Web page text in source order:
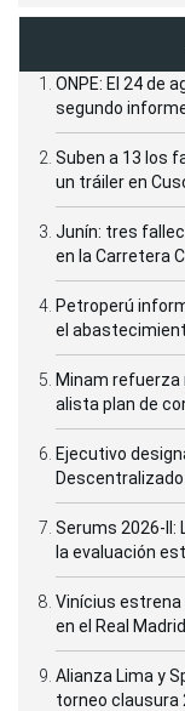
ONPE: El 24 de
segundo
Suben a 13 los
un tráiler en
Junín: tres
en la Carretera
Petroperú
el
Minam
alista plan de
Ejecutivo
Descentralizado
Serums 2026-II:
la evaluación
Vinícius estrena
en el Real
Alianza Lima y
torneo clausura